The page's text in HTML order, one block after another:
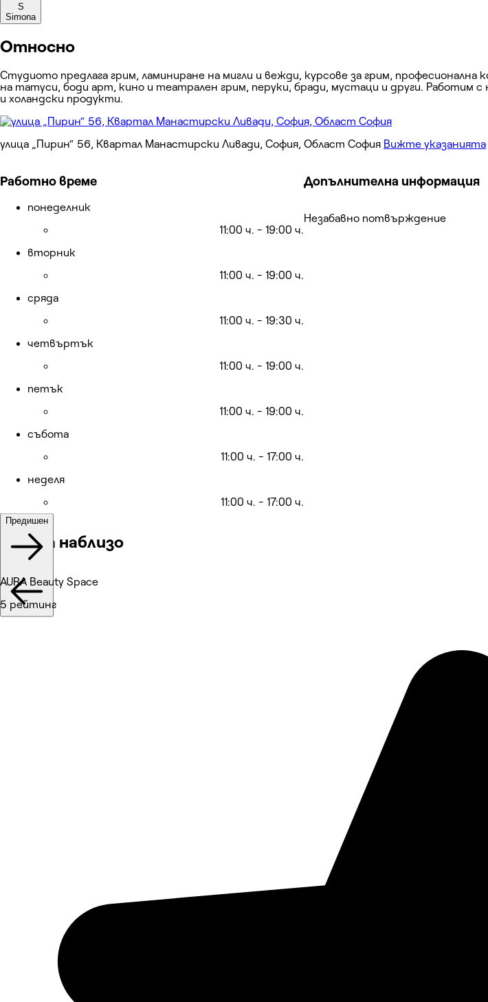
S
Simona
Относно
Студиото предлага грим, ламиниране на мигли и вежди, курсове за грим, професионална
на татуси, боди арт, кино и театрален грим, перуки, бради, мустаци и други. Работим с
и холандски продукти.
Работно време
понеделник
11:00 ч. - 19:00 ч.
вторник
11:00 ч. - 19:00 ч.
сряда
11:00 ч. - 19:30 ч.
четвъртък
11:00 ч. - 19:00 ч.
петък
11:00 ч. - 19:00 ч.
събота
11:00 ч. - 17:00 ч.
неделя
11:00 ч. - 17:00 ч.
Допълнителна информация
Незабавно потвърждение
улица „Пирин“ 56, Квартал Манастирски Ливади, София, Област София Вижте указанията
Места наблизо
Предишен
AURA Beauty Space
5 рейтинг